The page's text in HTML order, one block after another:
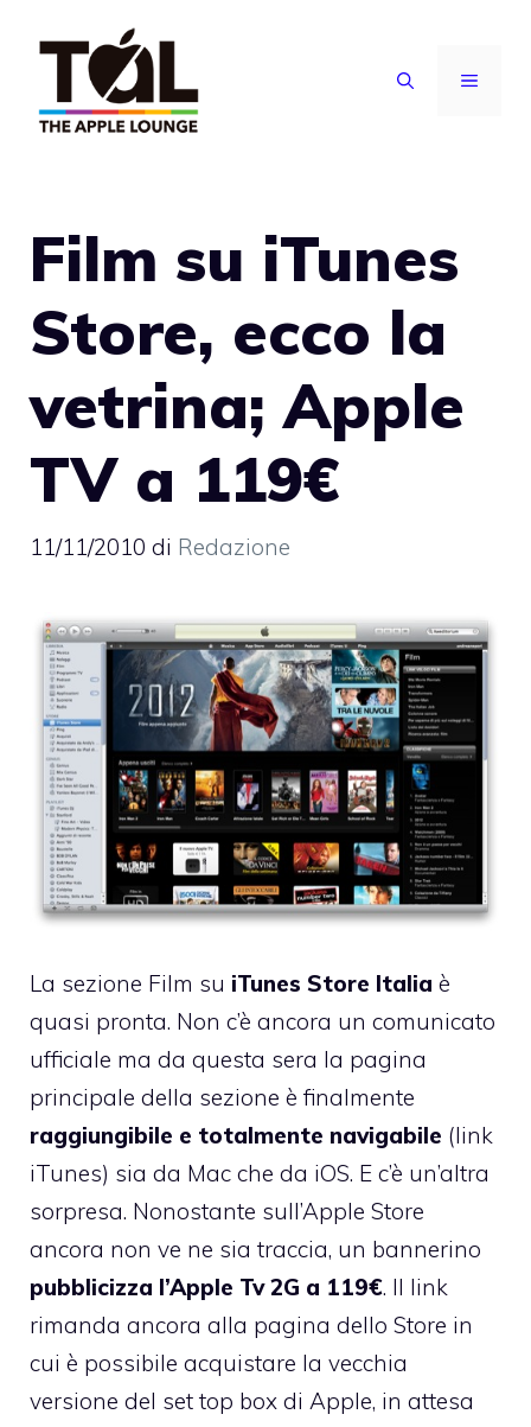
contenuto
MENU
Film su iTunes
Store, ecco la
vetrina; Apple
TV a 119€
11/11/2010 di Redazione
La sezione Film su iTunes Store Italia è
quasi pronta. Non c’è ancora un comunicato
ufficiale ma da questa sera la pagina
principale della sezione è finalmente
raggiungibile e totalmente navigabile (link
iTunes) sia da Mac che da iOS. E c’è un’altra
sorpresa. Nonostante sull’Apple Store
ancora non ve ne sia traccia, un bannerino
pubblicizza l’Apple Tv 2G a 119€. Il link
rimanda ancora alla pagina dello Store in
cui è possibile acquistare la vecchia
versione del set top box di Apple, in attesa